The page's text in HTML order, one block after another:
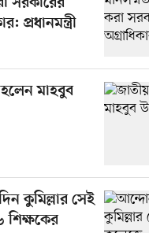
প্রধানমন্ত্রী
মাহবুব
কুমিল্লার সেই
শিক্ষকের